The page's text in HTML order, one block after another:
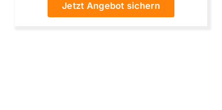
Jetzt Angebot sichern